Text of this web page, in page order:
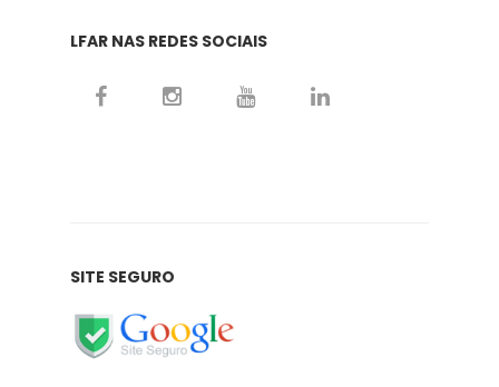
LFAR NAS REDES SOCIAIS
SITE SEGURO